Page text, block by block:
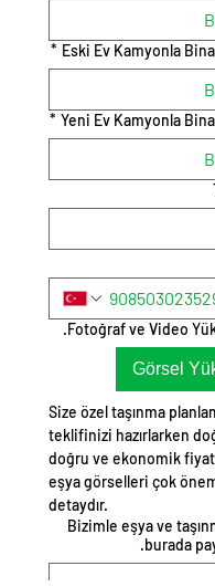
*
*
Fotoğraf ve Video
Görsel
Size özel taşınma
teklifinizi hazırlarken
doğru ve ekonomik
eşya görselleri çok
Bizimle eşya ve
burada